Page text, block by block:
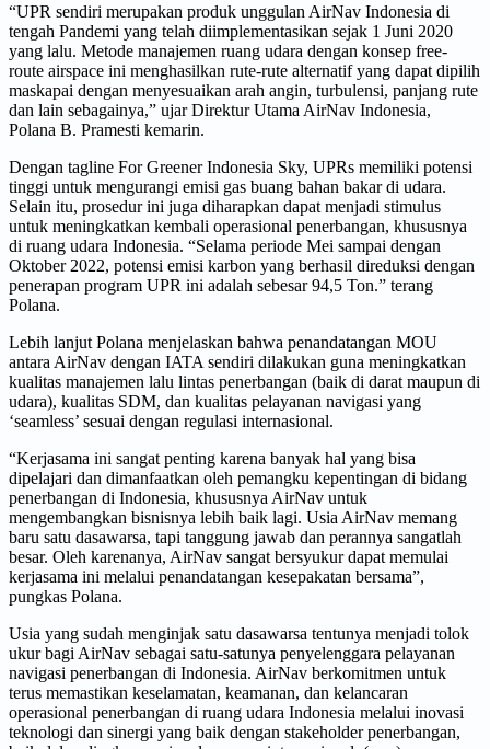
“UPR sendiri merupakan produk unggulan AirNav Indonesia di
tengah Pandemi yang telah diimplementasikan sejak 1 Juni 2020
yang lalu. Metode manajemen ruang udara dengan konsep free-
route airspace ini menghasilkan rute-rute alternatif yang dapat dipilih
maskapai dengan menyesuaikan arah angin, turbulensi, panjang rute
dan lain sebagainya,” ujar Direktur Utama AirNav Indonesia,
Polana B. Pramesti kemarin.
Dengan tagline For Greener Indonesia Sky, UPRs memiliki potensi
tinggi untuk mengurangi emisi gas buang bahan bakar di udara.
Selain itu, prosedur ini juga diharapkan dapat menjadi stimulus
untuk meningkatkan kembali operasional penerbangan, khususnya
di ruang udara Indonesia. “Selama periode Mei sampai dengan
Oktober 2022, potensi emisi karbon yang berhasil direduksi dengan
penerapan program UPR ini adalah sebesar 94,5 Ton.” terang
Polana.
Lebih lanjut Polana menjelaskan bahwa penandatangan MOU
antara AirNav dengan IATA sendiri dilakukan guna meningkatkan
kualitas manajemen lalu lintas penerbangan (baik di darat maupun di
udara), kualitas SDM, dan kualitas pelayanan navigasi yang
‘seamless’ sesuai dengan regulasi internasional.
“Kerjasama ini sangat penting karena banyak hal yang bisa
dipelajari dan dimanfaatkan oleh pemangku kepentingan di bidang
penerbangan di Indonesia, khususnya AirNav untuk
mengembangkan bisnisnya lebih baik lagi. Usia AirNav memang
baru satu dasawarsa, tapi tanggung jawab dan perannya sangatlah
besar. Oleh karenanya, AirNav sangat bersyukur dapat memulai
kerjasama ini melalui penandatangan kesepakatan bersama”,
pungkas Polana.
Usia yang sudah menginjak satu dasawarsa tentunya menjadi tolok
ukur bagi AirNav sebagai satu-satunya penyelenggara pelayanan
navigasi penerbangan di Indonesia. AirNav berkomitmen untuk
terus memastikan keselamatan, keamanan, dan kelancaran
operasional penerbangan di ruang udara Indonesia melalui inovasi
teknologi dan sinergi yang baik dengan stakeholder penerbangan,